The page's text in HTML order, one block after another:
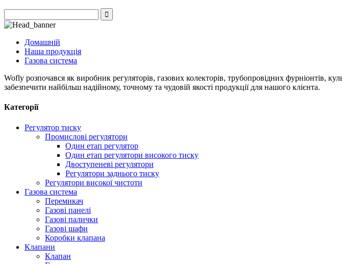
Домашній
Наша продукція
Газова система
Wofly розпочався як виробник регуляторів, газових колекторів, трубопровідних фурніонтів,
забезпечити найбільш надійному, точному та чудовій якості продукції для нашого клієнта.
Категорії
Регулятор тиску
Промислові регулятори
Один етап регулятор
Один етап регулятори високого тиску
Двоступеневі регулятори
Регулятори заднього тиску
Регулятори високої чистоти
Газова система
Перемикач
Газові панелі
Газові палички
Газові шафи
Коробки клапана
Клапани
Клапан